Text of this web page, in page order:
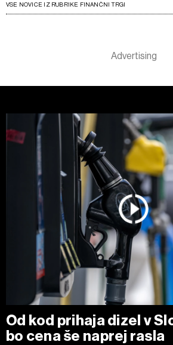
VSE NOVICE IZ RUBRIKE FINANČNI TRGI
Od kod prihaja dizel v
bo cena še naprej rasla